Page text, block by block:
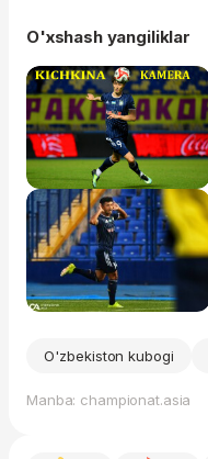
O'xshash yangiliklar
O'zbekiston kubogi
Manba: championat.asia